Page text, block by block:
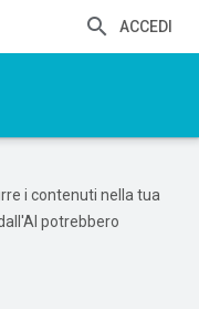
ACCEDI
i contenuti nella tua
potrebbero